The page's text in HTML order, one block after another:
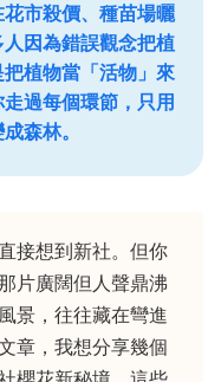
市殺價、種苗場曬
因為錯誤觀念把植
植物當「活物」來
過每個環節，只用
森林。
接想到新社。但你
片廣闊但人聲鼎沸
景，往往藏在彎進
章，我想分享幾個